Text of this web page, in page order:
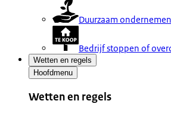
Duurzaam ondernemen
Bedrijf stoppen of
Wetten en regels
Hoofdmenu
Wetten en regels